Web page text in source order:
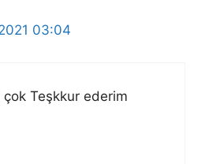
03:04
Teşkkur ederim